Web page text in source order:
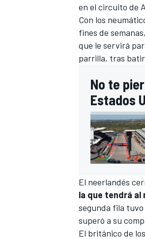
en el circuito de
Con los
fines de semanas,
que le servirá
parrilla, tras
No te
Estados
El neerlandés
la que tendrá al
segunda fila tuvo
superó a su
El británico de